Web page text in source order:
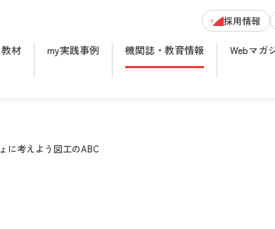
採用情報
材 my実践事例 機関誌・教育情報 Webマガ
に考えよう図工のABC